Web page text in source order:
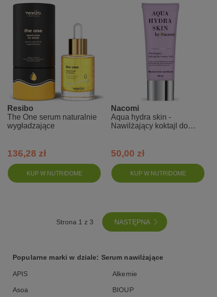
KUP W NUTRIDOME
Resibo
The One serum naturalnie
wygładzające
136,28 zł
KUP W NUTRIDOME
Nacomi
Aqua hydra skin -
Nawilżający koktajl do
50,00 zł
Strona 1 z 3 NASTĘPNA
Popularne marki w dziale: Serum nawilżające
APIS Alkemie
Asoa BIOUP